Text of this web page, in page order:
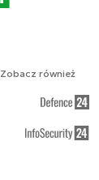
Zobacz również